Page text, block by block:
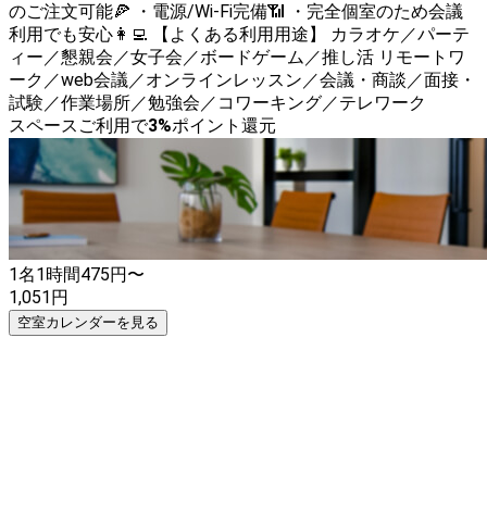
のご注文可能🍕 ・電源/Wi-Fi完備📶 ・完全個室のため会議
利用でも安心👩‍💻 【よくある利用用途】 カラオケ／パーテ
ィー／懇親会／女子会／ボードゲーム／推し活 リモートワ
ーク／web会議／オンラインレッスン／会議・商談／面接・
試験／作業場所／勉強会／コワーキング／テレワーク
スペースご利用で3%ポイント還元
1名1時間475円〜
1,051円
空室カレンダーを見る